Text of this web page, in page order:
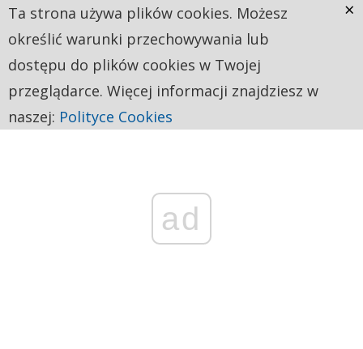
ad
Ta strona używa plików cookies. Możesz
określić warunki przechowywania lub
dostępu do plików cookies w Twojej
przeglądarce. Więcej informacji znajdziesz w
naszej: Polityce Cookies
×